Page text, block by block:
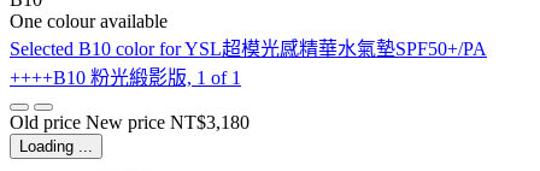
One colour available
Selected B10 color for YSL超模光感精華水氣墊SPF50+/PA
++++B10 粉光緞影版, 1 of 1
Old price New price NT$3,180
Loading ...